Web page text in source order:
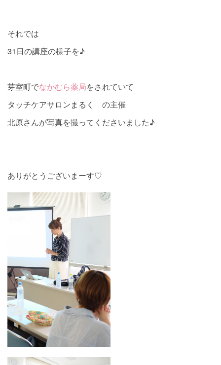
それでは
31日の講座の様子を♪
芽室町でなかむら薬局をされていて
タッチケアサロンまるく の主催
北原さんが写真を撮ってくださいました♪
ありがとうございまーす♡